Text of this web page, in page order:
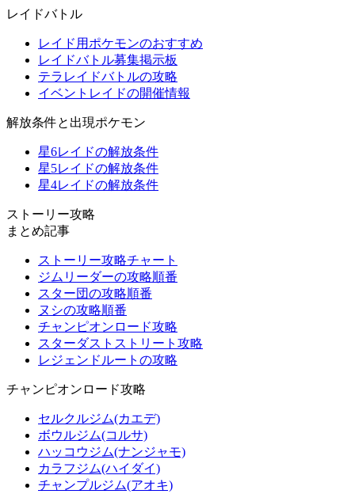
レイドバトル
レイド用ポケモンのおすすめ
レイドバトル募集掲示板
テラレイドバトルの攻略
イベントレイドの開催情報
解放条件と出現ポケモン
星6レイドの解放条件
星5レイドの解放条件
星4レイドの解放条件
ストーリー攻略
まとめ記事
ストーリー攻略チャート
ジムリーダーの攻略順番
スター団の攻略順番
ヌシの攻略順番
チャンピオンロード攻略
スターダストストリート攻略
レジェンドルートの攻略
チャンピオンロード攻略
セルクルジム(カエデ)
ボウルジム(コルサ)
ハッコウジム(ナンジャモ)
カラフジム(ハイダイ)
チャンプルジム(アオキ)